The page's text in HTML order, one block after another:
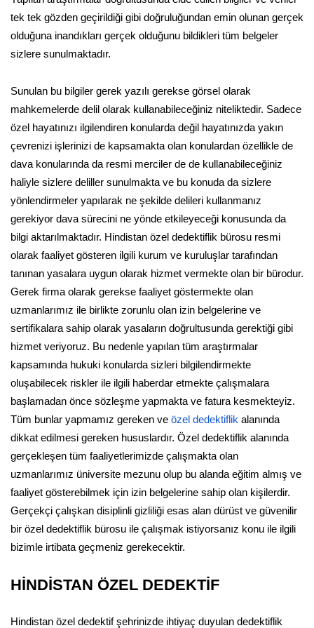
tek tek gözden geçirildiği gibi doğruluğundan emin olunan gerçek
olduğuna inandıkları gerçek olduğunu bildikleri tüm belgeler
sizlere sunulmaktadır.
Sunulan bu bilgiler gerek yazılı gerekse görsel olarak
mahkemelerde delil olarak kullanabileceğiniz niteliktedir. Sadece
özel hayatınızı ilgilendiren konularda değil hayatınızda yakın
çevrenizi işlerinizi de kapsamakta olan konulardan özellikle de
dava konularında da resmi merciler de de kullanabileceğiniz
haliyle sizlere deliller sunulmakta ve bu konuda da sizlere
yönlendirmeler yapılarak ne şekilde delileri kullanmanız
gerekiyor dava sürecini ne yönde etkileyeceği konusunda da
bilgi aktarılmaktadır. Hindistan özel dedektiflik bürosu resmi
olarak faaliyet gösteren ilgili kurum ve kuruluşlar tarafından
tanınan yasalara uygun olarak hizmet vermekte olan bir bürodur.
Gerek firma olarak gerekse faaliyet göstermekte olan
uzmanlarımız ile birlikte zorunlu olan izin belgelerine ve
sertifikalara sahip olarak yasaların doğrultusunda gerektiği gibi
hizmet veriyoruz. Bu nedenle yapılan tüm araştırmalar
kapsamında hukuki konularda sizleri bilgilendirmekte
oluşabilecek riskler ile ilgili haberdar etmekte çalışmalara
başlamadan önce sözleşme yapmakta ve fatura kesmekteyiz.
Tüm bunlar yapmamız gereken ve özel dedektiflik alanında
dikkat edilmesi gereken hususlardır. Özel dedektiflik alanında
gerçekleşen tüm faaliyetlerimizde çalışmakta olan
uzmanlarımız üniversite mezunu olup bu alanda eğitim almış ve
faaliyet gösterebilmek için izin belgelerine sahip olan kişilerdir.
Gerçekçi çalışkan disiplinli gizliliği esas alan dürüst ve güvenilir
bir özel dedektiflik bürosu ile çalışmak istiyorsanız konu ile ilgili
bizimle irtibata geçmeniz gerekecektir.
HİNDİSTAN ÖZEL DEDEKTİF
Hindistan özel dedektif şehrinizde ihtiyaç duyulan dedektiflik